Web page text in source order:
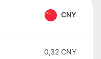
CNY
0,32 CNY